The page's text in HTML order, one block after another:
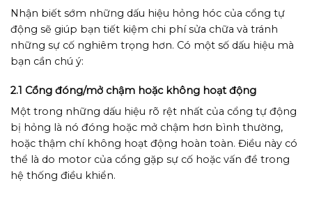
Nhận biết sớm những dấu hiệu hỏng hóc của cổng tự
động sẽ giúp bạn tiết kiệm chi phí sửa chữa và tránh
những sự cố nghiêm trọng hơn. Có một số dấu hiệu mà
bạn cần chú ý:
2.1 Cổng đóng/mở chậm hoặc không hoạt động
Một trong những dấu hiệu rõ rệt nhất của cổng tự động
bị hỏng là nó đóng hoặc mở chậm hơn bình thường,
hoặc thậm chí không hoạt động hoàn toàn. Điều này có
thể là do motor của cổng gặp sự cố hoặc vấn đề trong
hệ thống điều khiển.